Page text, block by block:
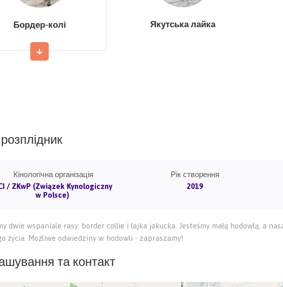
Бордер-колі Якутська лайка
Кінологічна організація
/ ZKwP (Związek Kynologiczny
w Polsce)
Рік створення
2019
dwie wspaniale rasy: border collie i łajka jakucka. Jesteśmy małą hodowlą, a
życia. Możliwe odwiedziny w hodowli - zapraszamy!
та контакт